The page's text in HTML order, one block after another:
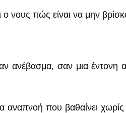
νους πώς είναι να μην
σαν μια έντονη
που βαθαίνει